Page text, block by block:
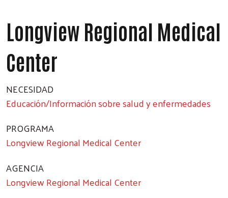
Longview Regional Medical
Center
NECESIDAD
Educación/Información sobre salud y enfermedades
PROGRAMA
Longview Regional Medical Center
AGENCIA
Longview Regional Medical Center